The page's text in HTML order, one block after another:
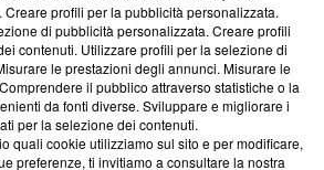
Via Carlo Frasca, 3 - 6900
+39 0690258937
profili per la pubblicità personalizzata.
di pubblicità personalizzata. Creare profili
contenuti. Utilizzare profili per la selezione di
le prestazioni degli annunci. Misurare le
il pubblico attraverso statistiche o la
da fonti diverse. Sviluppare e migliorare i
per la selezione dei contenuti.
quali cookie utilizziamo sul sito e per modificare,
preferenze, ti invitiamo a consultare la nostra